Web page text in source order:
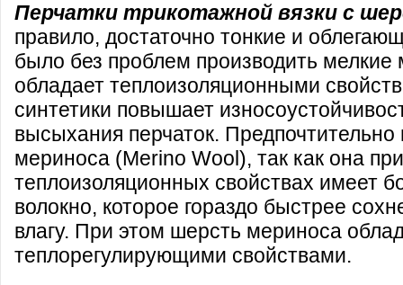
Перчатки трикотажной вязки с
правило, достаточно тонкие и
было без проблем производить
обладает теплоизоляционными
синтетики повышает
высыхания перчаток.
мериноса (Merino Wool), так как она
теплоизоляционных свойствах имеет
волокно, которое гораздо быстрее
влагу. При этом шерсть мериноса
теплорегулирующими свойствами.